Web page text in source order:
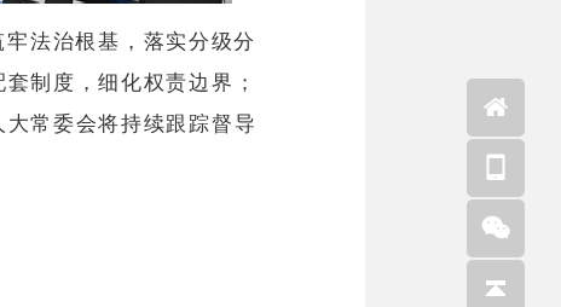
法治根基，落实分级分
制度，细化权责边界；
常委会将持续跟踪督导